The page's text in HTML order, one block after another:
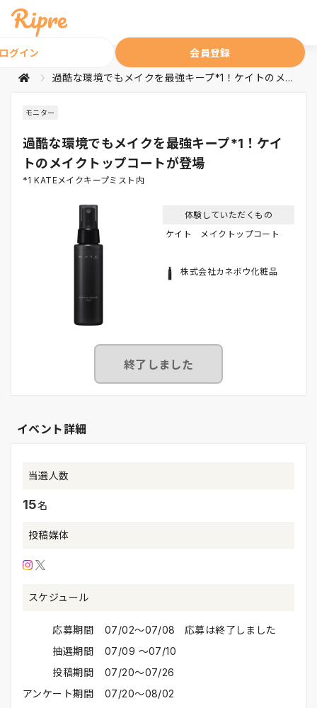
グイン 会員登録
過酷な環境でもメイクを最強キープ*1！ケイトのメイクトップコートが登場
モニター
過酷な環境でもメイクを最強キープ*1！ケイ
トのメイクトップコートが登場
*1 KATEメイクキープミスト内
体験していただくもの
ケイト メイクトップコート
株式会社カネボウ化粧品
終了しました
イベント詳細
当選人数
15名
投稿媒体
スケジュール
応募期間
07/02〜07/08 応募は終了しました
抽選期間
07/09 〜07/10
投稿期間
07/20〜07/26
アンケート期間
07/20〜08/02